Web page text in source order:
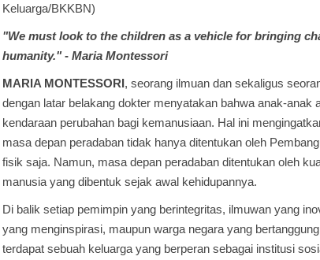
Keluarga/BKKBN)
"We must look to the children as a vehicle for bringing
humanity."- Maria Montessori
MARIA MONTESSORI, seorang ilmuan dan sekaligus
dengan latar belakang dokter menyatakan bahwa anak-anak
kendaraan perubahan bagi kemanusiaan. Hal ini
masa depan peradaban tidak hanya ditentukan oleh
fisik saja. Namun, masa depan peradaban ditentukan oleh
manusia yang dibentuk sejak awal kehidupannya.
Di balik setiap pemimpin yang berintegritas, ilmuwan yang
yang menginspirasi, maupun warga negara yang
terdapat sebuah keluarga yang berperan sebagai institusi